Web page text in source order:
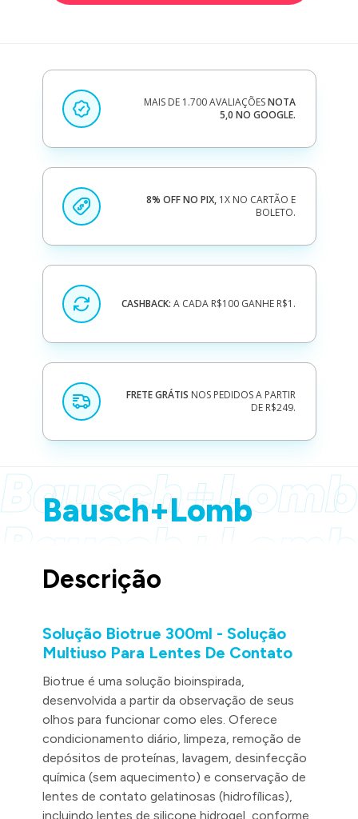
MAIS DE 1.700 AVALIAÇÕESNOTA
5,0 NO GOOGLE.
8% OFF NO PIX, 1X NO CARTÃO E
BOLETO.
CASHBACK: A CADA R$100 GANHE R$1.
FRETE GRÁTIS NOS PEDIDOS A PARTIR
DE R$249.
Bausch+Lomb
Bausch+Lomb
Bausch+Lomb
Bausch+Lomb
Descrição
Solução Biotrue 300ml - Solução
Multiuso Para Lentes De Contato
Biotrue é uma solução bioinspirada,
desenvolvida a partir da observação de seus
olhos para funcionar como eles. Oferece
condicionamento diário, limpeza, remoção de
depósitos de proteínas, lavagem, desinfecção
química (sem aquecimento) e conservação de
lentes de contato gelatinosas (hidrofílicas),
incluindo lentes de silicone hidrogel, conforme